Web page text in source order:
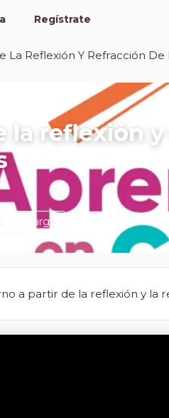
Regístrate
La Reflexión Y Refracción
la reflexión
Descargar
a partir de la reflexión y la